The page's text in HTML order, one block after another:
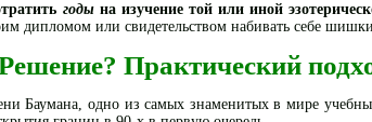
годына изучение той или иной
дипломом или свидетельством набивать себе
Практический
Баумана, одно из самых знаменитых в мире